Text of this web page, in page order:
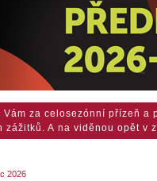
za celosezónní přízeň a
zážitků. A na viděnou opět v
2026